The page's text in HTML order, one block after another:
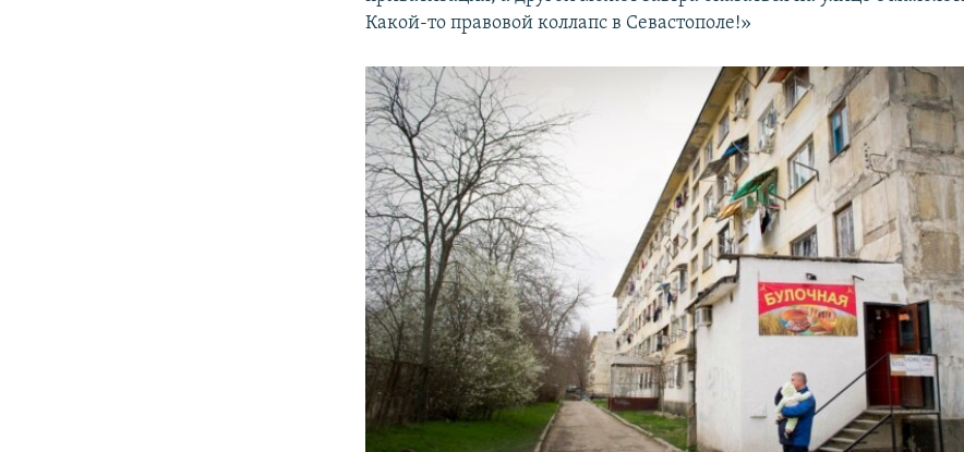
Какой-то правовой коллапс в Севастополе!»